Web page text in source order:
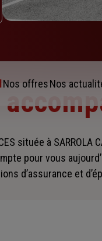
Nos offresNos
située à
pour vous
d’assurance et